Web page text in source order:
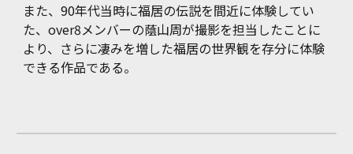
また、90年代当時に福居の伝説を間近に体験してい
た、over8メンバーの蔭山周が撮影を担当したことに
より、さらに凄みを増した福居の世界観を存分に体験
できる作品である。